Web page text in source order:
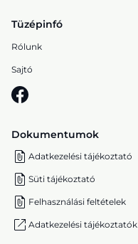
Tüzépinfó
Rólunk
Sajtó
Dokumentumok
Adatkezelési tájékoztató
Süti tájékoztató
Felhasználási feltételek
Adatkezelési tájékoztatók